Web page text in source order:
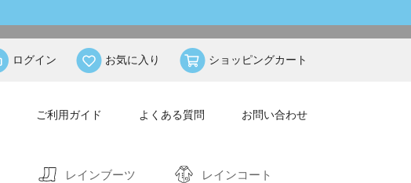
ログイン お気に入り ショッピングカート
ご利用ガイド よくある質問 お問い合わせ
レインブーツ レインコート